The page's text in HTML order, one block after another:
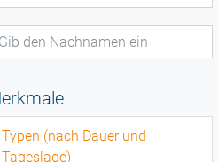
Typen (nach Dauer und
Tageslage)